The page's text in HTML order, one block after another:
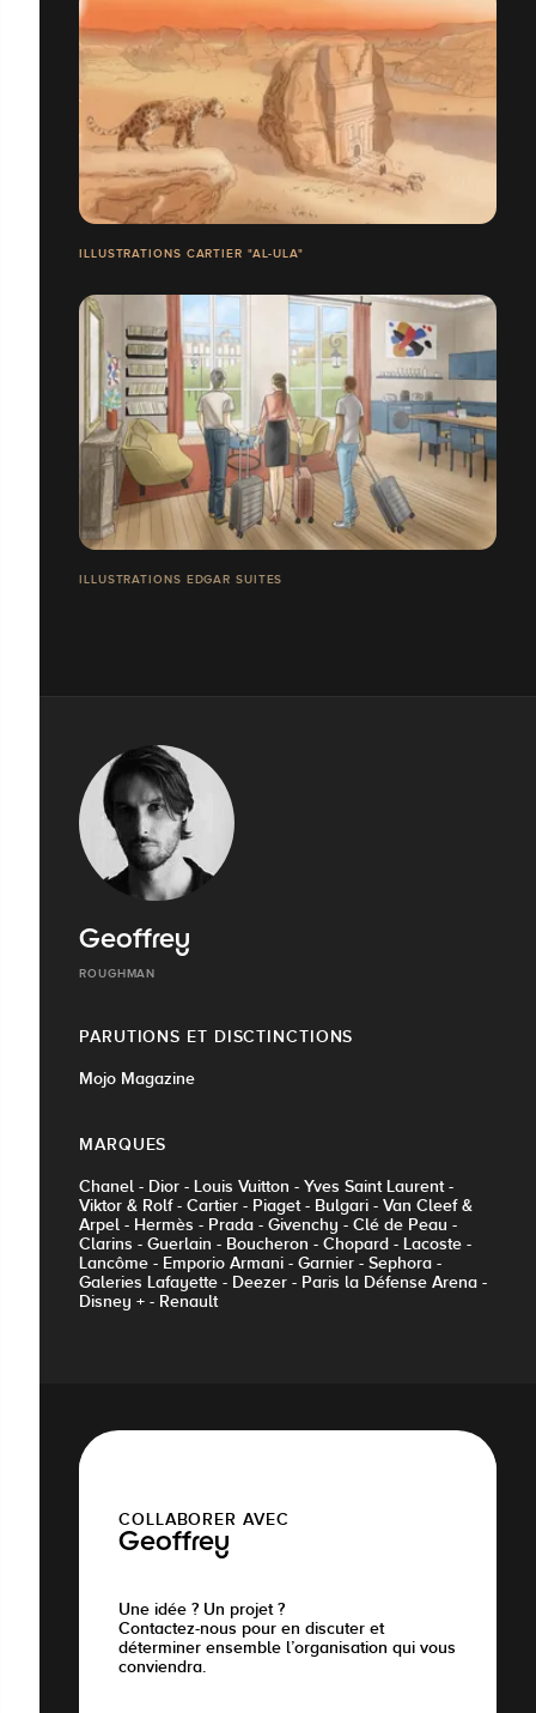
ILLUSTRATIONS CARTIER "AL-ULA"
ILLUSTRATIONS EDGAR SUITES
Geoffrey
ROUGHMAN
PARUTIONS ET DISCTINCTIONS
Mojo Magazine
MARQUES
Chanel - Dior - Louis Vuitton - Yves Saint Laurent -
Viktor & Rolf - Cartier - Piaget - Bulgari - Van Cleef &
Arpel - Hermès - Prada - Givenchy - Clé de Peau -
Clarins - Guerlain - Boucheron - Chopard - Lacoste -
Lancôme - Emporio Armani - Garnier - Sephora -
Galeries Lafayette - Deezer - Paris la Défense Arena -
Disney + - Renault
COLLABORER AVEC
Geoffrey
Une idée ? Un projet ?
Contactez-nous pour en discuter et
déterminer ensemble l’organisation qui vous
conviendra.